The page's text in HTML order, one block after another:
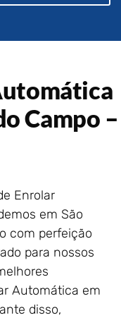
de Garagem de
em Petrópolis – RJ
de Garagem de
em Paraty – RJ
de Garagem de
em Nova Friburgo –
Campo –
Enrolar
em São
com perfeição
para nossos
Automática em
disso,